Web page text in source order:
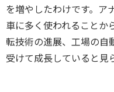
を増やしたわけです。ア
車に多く使われることか
転技術の進展、工場の自
受けて成長していると見